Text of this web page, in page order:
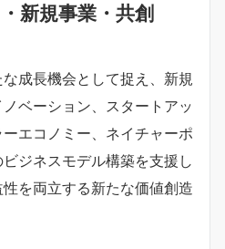
新規事業・共創
成長機会として捉え、新規
ベーション、スタートアッ
エコノミー、ネイチャーポ
ジネスモデル構築を支援し
を両立する新たな価値創造